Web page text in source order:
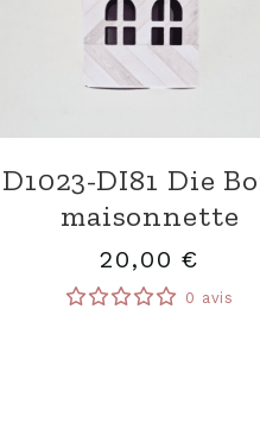
D1023-DI81 Die
maisonnette
20,00 €
0 avis